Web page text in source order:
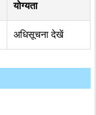
योग्यता
अधिसूचना देखें